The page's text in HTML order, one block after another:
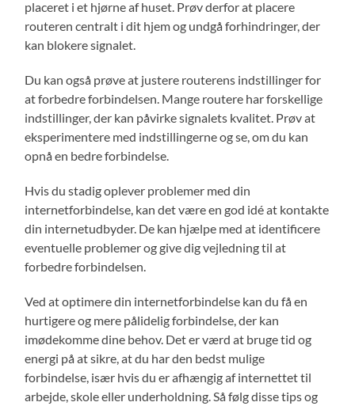
placeret i et hjørne af huset. Prøv derfor at placere
routeren centralt i dit hjem og undgå forhindringer, der
kan blokere signalet.
Du kan også prøve at justere routerens indstillinger for
at forbedre forbindelsen. Mange routere har forskellige
indstillinger, der kan påvirke signalets kvalitet. Prøv at
eksperimentere med indstillingerne og se, om du kan
opnå en bedre forbindelse.
Hvis du stadig oplever problemer med din
internetforbindelse, kan det være en god idé at kontakte
din internetudbyder. De kan hjælpe med at identificere
eventuelle problemer og give dig vejledning til at
forbedre forbindelsen.
Ved at optimere din internetforbindelse kan du få en
hurtigere og mere pålidelig forbindelse, der kan
imødekomme dine behov. Det er værd at bruge tid og
energi på at sikre, at du har den bedst mulige
forbindelse, især hvis du er afhængig af internettet til
arbejde, skole eller underholdning. Så følg disse tips og